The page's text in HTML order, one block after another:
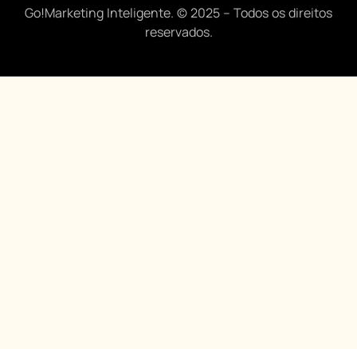
Go!Marketing Inteligente. © 2025 – Todos os direitos
reservados.